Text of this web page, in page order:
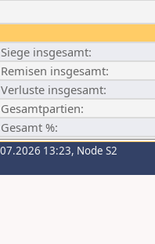
Siege insgesamt:
Remisen insgesamt:
Verluste insgesamt:
Gesamtpartien:
Gesamt %:
13:23, Node S2